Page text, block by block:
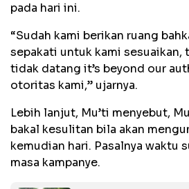
pada hari ini.
“Sudah kami berikan ruang
sepakati untuk kami sesuaikan,
tidak datang it’s beyond our
otoritas kami,” ujarnya.
Lebih lanjut, Mu’ti menyebut,
bakal kesulitan bila akan
kemudian hari. Pasalnya waktu
masa kampanye.